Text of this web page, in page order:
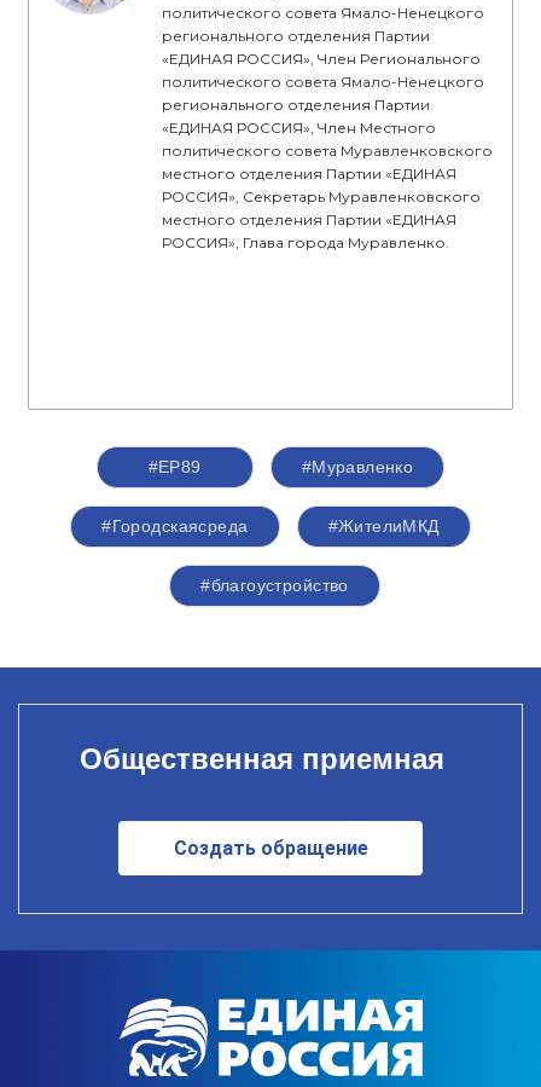
политического совета Ямало-Ненецкого
регионального отделения Партии
«ЕДИНАЯ РОССИЯ», Член Регионального
политического совета Ямало-Ненецкого
регионального отделения Партии
«ЕДИНАЯ РОССИЯ», Член Местного
политического совета Муравленковского
местного отделения Партии «ЕДИНАЯ
РОССИЯ», Секретарь Муравленковского
местного отделения Партии «ЕДИНАЯ
РОССИЯ», Глава города Муравленко.
#ЕР89 #Муравленко
#Городскаясреда #ЖителиМКД
#благоустройство
Общественная приемная
Создать обращение